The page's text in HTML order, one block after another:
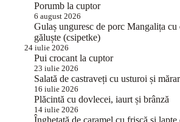
Porumb la cuptor
6 august 2026
Gulaș unguresc de porc Mangalița cu
găluște (csipetke)
24 iulie 2026
Pui crocant la cuptor
23 iulie 2026
Salată de castraveți cu usturoi și mărar
16 iulie 2026
Plăcintă cu dovlecei, iaurt și brânză
14 iulie 2026